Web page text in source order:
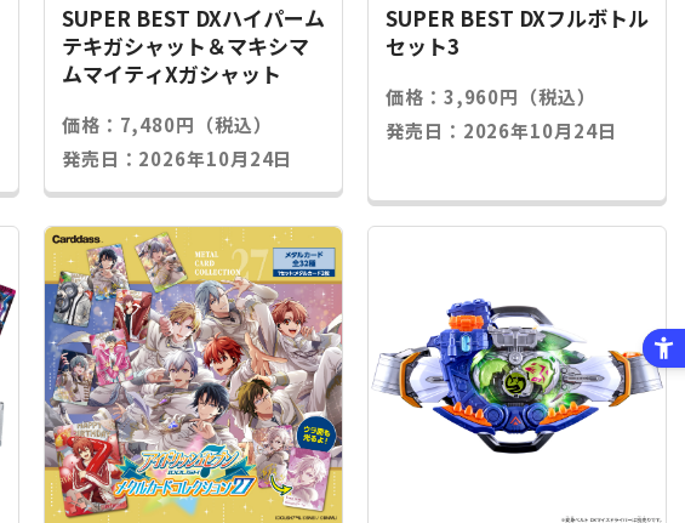
SUPER BEST DXハイパーム
テキガシャット＆マキシマ
ムマイティXガシャット
価格：7,480円（税込）
発売日：2026年10月24日
SUPER BEST DXフルボトル
セット3
価格：3,960円（税込）
発売日：2026年10月24日